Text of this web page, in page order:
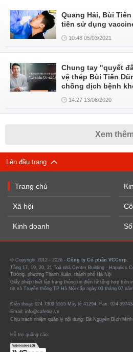
Quang Hải, Bùi
tiên sử dụng
10:48 05/03/2021
Chung tay "quyết
vệ thép Bùi Tiến
chống dịch bệnh
14:27 13/08/2020
Xem
Lên đầu trang
Trang chủ
Xã hội
Kinh doanh
© Copyright 2012 - 2026 - Công ty Cổ phần VCCorp.
Tầng 17, 19, 20, 21 Toà nhà Center Building - Hapulico
Tưởng, phường Thanh Xuân, thành phố Hà Nội
Giấy phép thiết lập trang thông tin điện tử tổng hợp trên
tin và Truyền thông TP Hà Nội cấp ngày 03 tháng 07
Điện thoại: 024 7309 5555 Máy lẻ 41294. Fax: 024-
Email: info@cafebiz.vn
Chịu trách nhiệm quản lý nội dung: Bà Nguyễn Bích Minh
Hỗ trợ quảng cáo: